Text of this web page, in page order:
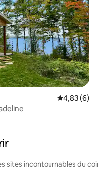
Note
4,83 (6)
sites incontournables du coin